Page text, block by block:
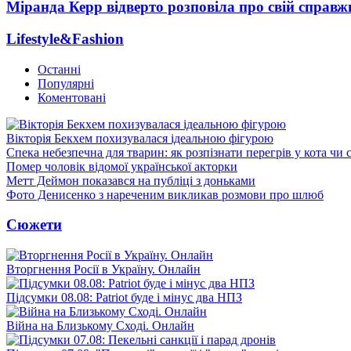
Міранда Керр відверто розповіла про свій
Lifestyle&Fashion
Останні
Популярні
Коментовані
Вікторія Бекхем похизувалася ідеальною фігурою
Спека небезпечна для тварин: як розпізнати перегрів у кота чи
Помер чоловік відомої української акторки
Метт Деймон показався на публіці з доньками
Фото Денисенко з нареченим викликав розмови про шлюб
Сюжети
Вторгнення Росії в Україну. Онлайн
Підсумки 08.08: Patriot буде і мінус два НПЗ
Війна на Близькому Сході. Онлайн